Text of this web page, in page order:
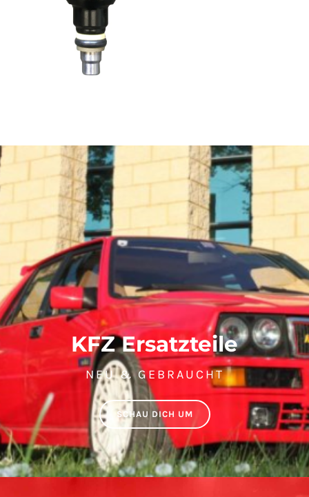
KFZ Ersatzteile
NEU & GEBRAUCHT
SCHAU DICH UM